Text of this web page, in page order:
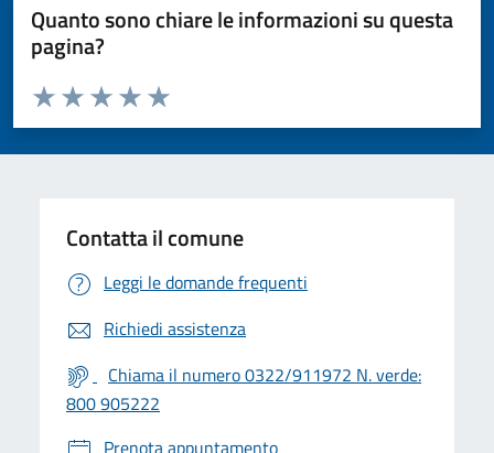
Quanto sono chiare le informazioni su questa
pagina?
Valuta da 1 a 5 stelle la pagina
Valuta 5 stelle su 5
Valuta 4 stelle su 5
Valuta 3 stelle su 5
Valuta 2 stelle su 5
Valuta 1 stelle su 5
Contatta il comune
Leggi le domande frequenti
Richiedi assistenza
Chiama il numero 0322/911972 N. verde:
800 905222
Prenota appuntamento